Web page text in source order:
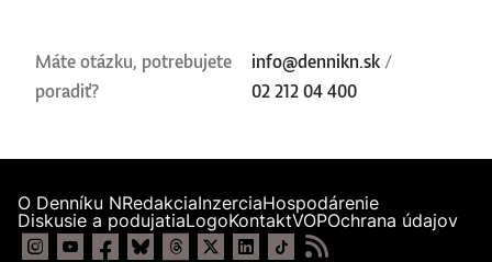
Máte otázku, potrebujete
poradiť?
info@dennikn.sk /
02 212 04 400
O Denníku NRedakciaInzerciaHospodárenie
Diskusie a podujatiaLogoKontaktVOPOchrana údajov